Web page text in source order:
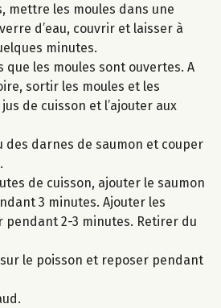
mettre les moules dans une
d’eau, couvrir et laisser à
minutes.
que les moules sont ouvertes. A
sortir les moules et les
de cuisson et l’ajouter aux
des darnes de saumon et couper
de cuisson, ajouter le saumon
3 minutes. Ajouter les
pendant 2-3 minutes. Retirer du
le poisson et reposer pendant